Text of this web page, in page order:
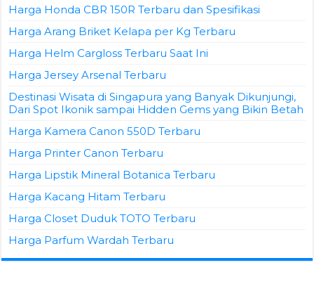
Harga Honda CBR 150R Terbaru dan Spesifikasi
Harga Arang Briket Kelapa per Kg Terbaru
Harga Helm Cargloss Terbaru Saat Ini
Harga Jersey Arsenal Terbaru
Destinasi Wisata di Singapura yang Banyak Dikunjungi,
Dari Spot Ikonik sampai Hidden Gems yang Bikin Betah
Harga Kamera Canon 550D Terbaru
Harga Printer Canon Terbaru
Harga Lipstik Mineral Botanica Terbaru
Harga Kacang Hitam Terbaru
Harga Closet Duduk TOTO Terbaru
Harga Parfum Wardah Terbaru